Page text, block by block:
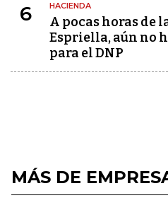
6 HACIENDA
A pocas horas de
Espriella, aún no
para el DNP
MÁS DE